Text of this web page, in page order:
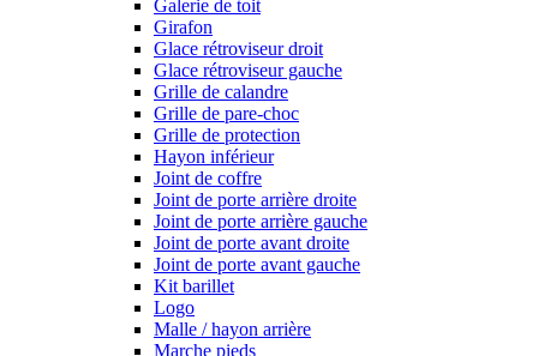
Galerie de toit
Girafon
Glace rétroviseur droit
Glace rétroviseur gauche
Grille de calandre
Grille de pare-choc
Grille de protection
Hayon inférieur
Joint de coffre
Joint de porte arrière droite
Joint de porte arrière gauche
Joint de porte avant droite
Joint de porte avant gauche
Kit barillet
Logo
Malle / hayon arrière
Marche pieds